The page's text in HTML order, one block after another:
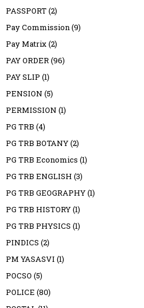
PASSPORT(2)
Pay Commission(9)
Pay Matrix(2)
PAY ORDER(96)
PAY SLIP (1)
PENSION (5)
PERMISSION (1)
PG TRB (4)
PG TRB BOTANY(2)
PG TRB Economics (1)
PG TRB ENGLISH (3)
PG TRB GEOGRAPHY(1)
PG TRB HISTORY(1)
PG TRB PHYSICS (1)
PINDICS (2)
PM YASASVI (1)
POCSO (5)
POLICE (80)